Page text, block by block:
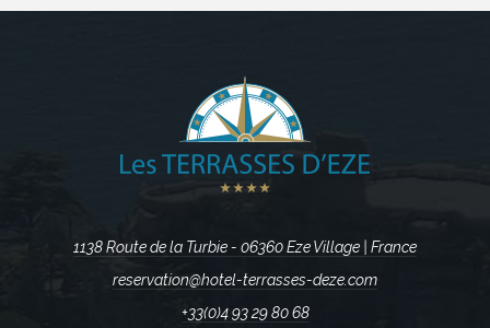
1138 Route de la Turbie - 06360 Eze Village | France
reservation@hotel-terrasses-deze.com
+33(0)4 93 29 80 68